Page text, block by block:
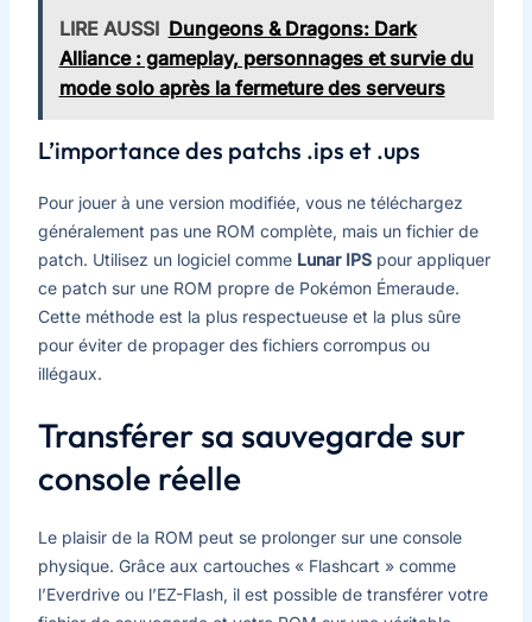
LIRE AUSSI Dungeons & Dragons: Dark
Alliance : gameplay, personnages et survie du
mode solo après la fermeture des serveurs
L’importance des patchs .ips et .ups
Pour jouer à une version modifiée, vous ne téléchargez
généralement pas une ROM complète, mais un fichier de
patch. Utilisez un logiciel comme Lunar IPSpour appliquer
ce patch sur une ROM propre de Pokémon Émeraude.
Cette méthode est la plus respectueuse et la plus sûre
pour éviter de propager des fichiers corrompus ou
illégaux.
Transférer sa sauvegarde sur
console réelle
Le plaisir de la ROM peut se prolonger sur une console
physique. Grâce aux cartouches « Flashcart » comme
l’Everdrive ou l’EZ-Flash, il est possible de transférer votre